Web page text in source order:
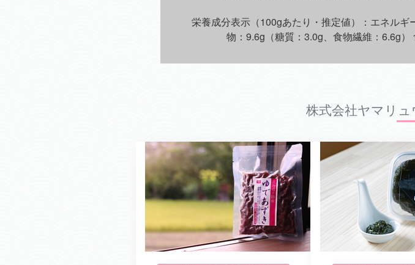
栄養成分表示（100gあたり・推定値）：エネル
物：9.6g（糖質：3.0g、食物繊維：6.6g
株式会社ヤマリ